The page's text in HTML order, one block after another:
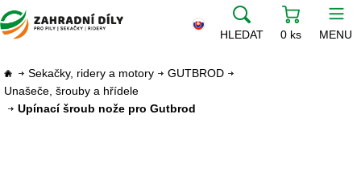
HLEDAT 0 ks MENU
Sekačky, ridery a motory
GUTBROD
Unašeče, šrouby a hřídele
Upínací šroub nože pro Gutbrod